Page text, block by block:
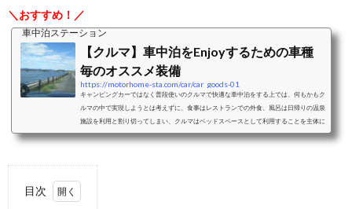
＼おすすめ！／
車中泊ステーション
【クルマ】車中泊をEnjoyするための車種
毎のオススメ装備
https://motorhome-sta.com/car/car_goods-01
キャンピングカーではなく普段使いのクルマで快適な車中泊をする上では、何もかもク
ルマの中で実現しようとは考えずに、食事はレストランでの外食、風呂は日帰りの温泉
施設を利用と割り切ってしまい、クルマはベッドスペースとして利用することを主体に
考えることをおすすめします。ベッドスペースとして利用することを考えた際の車中泊
り大人二人＋小さな子供一人程度...
目次